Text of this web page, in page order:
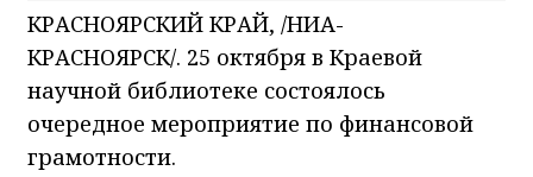
КРАСНОЯРСКИЙ КРАЙ, /НИА-
КРАСНОЯРСК/. 25 октября в Краевой
научной библиотеке состоялось
очередное мероприятие по финансовой
грамотности.